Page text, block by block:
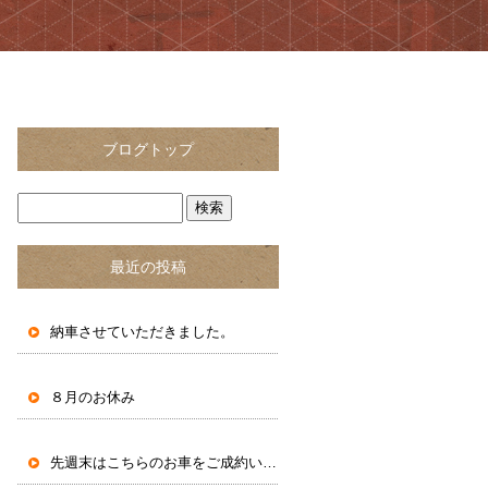
ブログトップ
最近の投稿
納車させていただきました。
８月のお休み
先週末はこちらのお車をご成約いただきました。